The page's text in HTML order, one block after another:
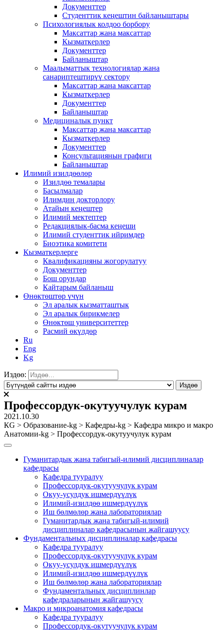
Документтер
Студенттик кеңештин байланыштары
Психологиялык колдоо борбору
Максаттар жана максаттар
Кызматкерлер
Документтер
Байланыштар
Маалыматтык технологиялар жана
санариптештирүү сектору
Максаттар жана максаттар
Кызматкерлер
Документтер
Байланыштар
Медициналык пункт
Максаттар жана максаттар
Кызматкерлер
Документтер
Консультациянын графиги
Байланыштар
Илимий изилдөөлөр
Изилдөө темалары
Басылмалар
Илимдин докторлору
Атайын кеңештер
Илимий мектептер
Редакциялык-басма кеңеши
Илимий студенттик ийримдер
Биоэтика комитети
Кызматкерлерге
Квалификацияны жогорулатуу
Документтер
Бош орундар
Кайтарым байланыш
Өнөктөштөр үчүн
Эл аралык кызматташтык
Эл аралык бирикмелер
Өнөктөш университеттер
Расмий өкүлдөр
Ru
Eng
Kg
Издөө:
Профессордук-окутуучулук курам
2021.10.30
КG > Образование-kg > Кафедры-kg > Кафедра микро и макро
Анатомии-kg > Профессордук-окутуучулук курам
Гуманитардык жана табигый-илимий дисциплиналар
кафедрасы
Кафедра тууралуу
Профессордук-окутуучулук курам
Окуу-усулдук ишмердүүлүк
Илимий-изилдөө ишмердүүлүк
Иш бөлмөлөр жана лабораториялар
Гуманитардык жана табигый-илимий
дисциплиналар кафедрасынын жайгашуусу
Фундаментальных дисциплиналар кафедрасы
Кафедра тууралуу
Профессордук-окутуучулук курам
Окуу-усулдук ишмердүүлүк
Илимий-изилдөө ишмердүүлүк
Иш бөлмөлөр жана лабораториялар
Фундаментальных дисциплинлар
кафедраларынын жайгашуусу
Макро и микроанатомия кафедрасы
Кафедра тууралуу
Профессордук-окутуучулук курам